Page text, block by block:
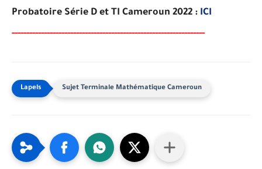
Probatoire Série D et TI Cameroun 2022 : ICI
------------------------------------------------------------------
Sujet Terminale Mathématique Cameroun